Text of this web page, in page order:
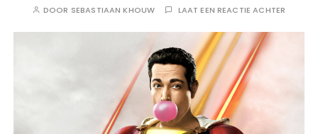
DOOR SEBASTIAAN KHOUW LAAT EEN REACTIE ACHTER